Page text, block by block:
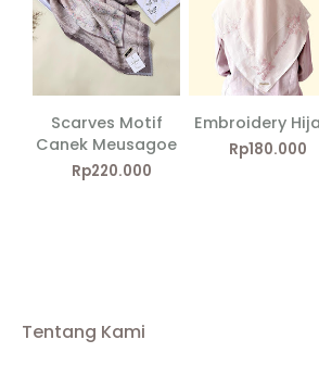
Tentang Kami